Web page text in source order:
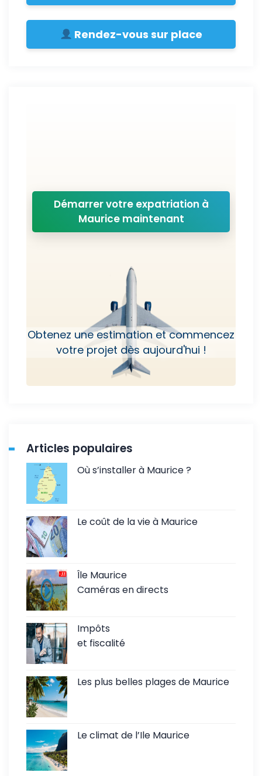
Rendez-vous sur place
Démarrer votre expatriation à
Maurice maintenant
Obtenez une estimation et commencez
votre projet dès aujourd'hui !
Articles populaires
Où s’installer à Maurice ?
Le coût de la vie à Maurice
Île Maurice
Caméras en directs
Impôts
et fiscalité
Les plus belles plages de Maurice
Le climat de l’Ile Maurice